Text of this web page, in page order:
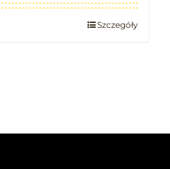
Szczegóły